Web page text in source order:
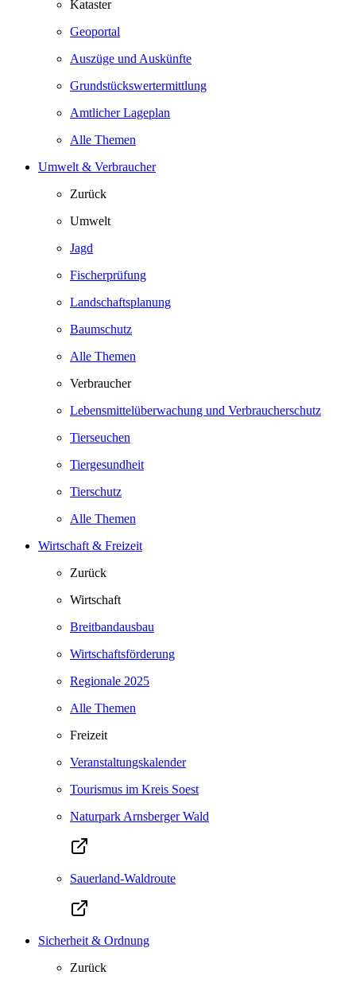
Kataster
Geoportal
Auszüge und Auskünfte
Grundstückswertermittlung
Amtlicher Lageplan
Alle Themen
Umwelt & Verbraucher
Zurück
Umwelt
Jagd
Fischerprüfung
Landschaftsplanung
Baumschutz
Alle Themen
Verbraucher
Lebensmittelüberwachung und Verbraucherschutz
Tierseuchen
Tiergesundheit
Tierschutz
Alle Themen
Wirtschaft & Freizeit
Zurück
Wirtschaft
Breitbandausbau
Wirtschaftsförderung
Regionale 2025
Alle Themen
Freizeit
Veranstaltungskalender
Tourismus im Kreis Soest
Naturpark Arnsberger Wald
Sauerland-Waldroute
Sicherheit & Ordnung
Zurück